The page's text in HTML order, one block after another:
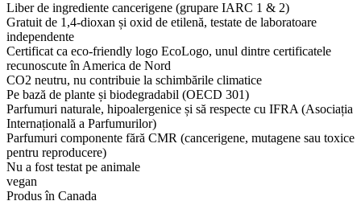
Liber de ingrediente cancerigene (grupare IARC 1 & 2)
Gratuit de 1,4-dioxan și oxid de etilenă, testate de laboratoare
independente
Certificat ca eco-friendly logo EcoLogo, unul dintre certificatele
recunoscute în America de Nord
CO2 neutru, nu contribuie la schimbările climatice
Pe bază de plante și biodegradabil (OECD 301)
Parfumuri naturale, hipoalergenice și să respecte cu IFRA (Asociația
Internațională a Parfumurilor)
Parfumuri componente fără CMR (cancerigene, mutagene sau toxice
pentru reproducere)
Nu a fost testat pe animale
vegan
Produs în Canada